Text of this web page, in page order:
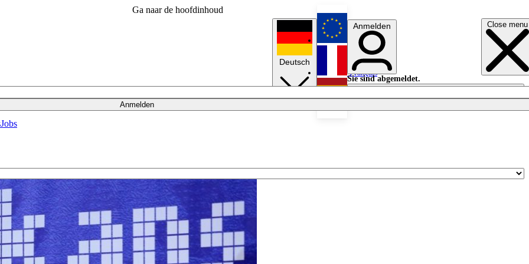
Ga naar de hoofdinhoud
Close menu
Anmelden
Jobs
Deutsch
English
Français
Anmelden
Sie sind abgemeldet.
Anmelden
Licht aus